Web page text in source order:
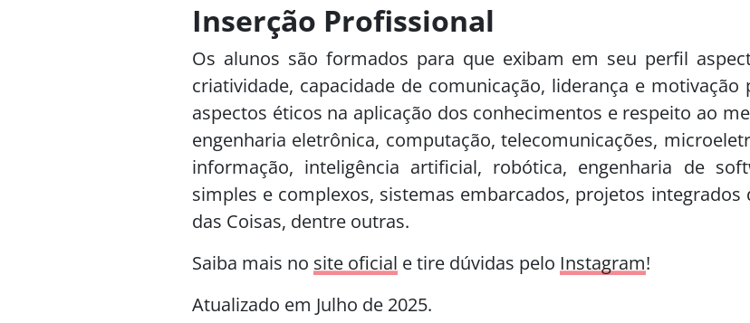
Inserção Profissional
Os alunos são formados para que exibam em seu perfil
criatividade, capacidade de comunicação, liderança e
aspectos éticos na aplicação dos conhecimentos e respeito ao
engenharia eletrônica, computação, telecomunicações,
informação, inteligência artificial, robótica, engenharia de
simples e complexos, sistemas embarcados, projetos
das Coisas, dentre outras.
Saiba mais no site oficial e tire dúvidas pelo Instagram!
Atualizado em Julho de 2025.